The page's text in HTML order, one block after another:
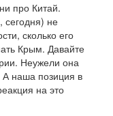
про Китай.
сегодня) не
сколько его
Крым. Давайте
Неужели она
А наша позиция в
на это